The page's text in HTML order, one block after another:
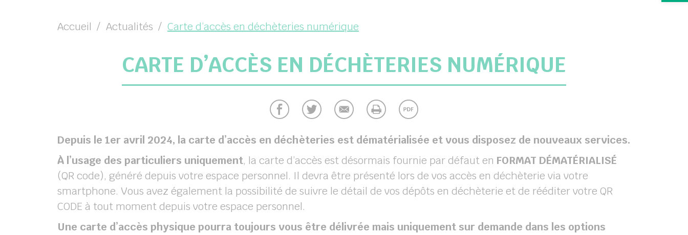
Accueil Actualités Carte d’accès en déchèteries numérique
CARTE D’ACCÈS EN DÉCHÈTERIES NUMÉRIQUE
Depuis le 1er avril 2024, la carte d’accès en déchèteries est dématérialisée et vous disposez de nouveaux services.
À l’usage des particuliers uniquement, la carte d’accès est désormais fournie par défaut en FORMAT DÉMATÉRIALISÉ
(QR code), généré depuis votre espace personnel. Il devra être présenté lors de vos accès en déchèterie via votre
smartphone. Vous avez également la possibilité de suivre le détail de vos dépôts en déchèterie et de rééditer votre QR
CODE à tout moment depuis votre espace personnel.
Une carte d’accès physique pourra toujours vous être délivrée mais uniquement sur demande dans les options